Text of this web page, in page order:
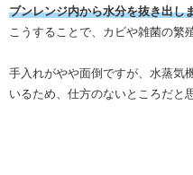
ブンレンジ内から水分を抜き出し
こうすることで、カビや雑菌の繁
手入れがやや面倒ですが、水蒸気
いるため、仕方のないところだと